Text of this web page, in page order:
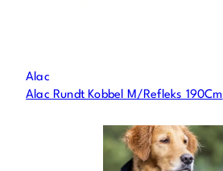
Alac
Alac Rundt Kobbel M/Refleks 190Cm